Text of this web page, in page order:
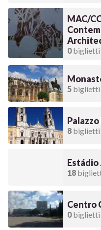
MAC/
0biglietti
5biglietti
8biglietti
Estádio
18
Centro
0biglietti